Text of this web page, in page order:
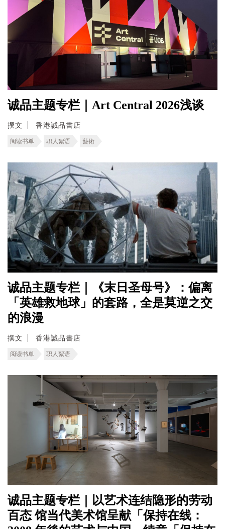
诚品主题专栏｜Art Central 2026浅谈
撰文 香港誠品書店
阅读书单 职人絮语 藝術
诚品主题专栏｜《末日圣母号》：偏离
「英雄救地球」的套路，全是莫逆之交
的浪漫
撰文 香港誠品書店
阅读书单 职人絮语
诚品主题专栏｜以艺术连结隐形的劳动
百态 馆当代美术馆呈献「保持在线：